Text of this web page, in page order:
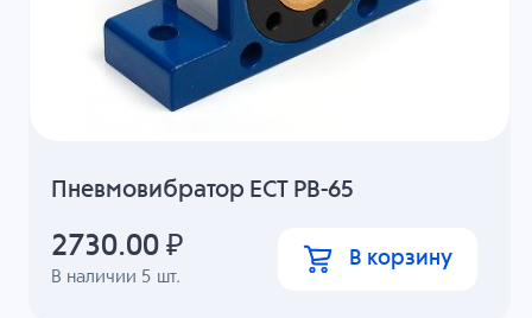
Пневмовибратор ECT РВ-65
В наличии 5 шт.
2730.00 ₽ В корзину